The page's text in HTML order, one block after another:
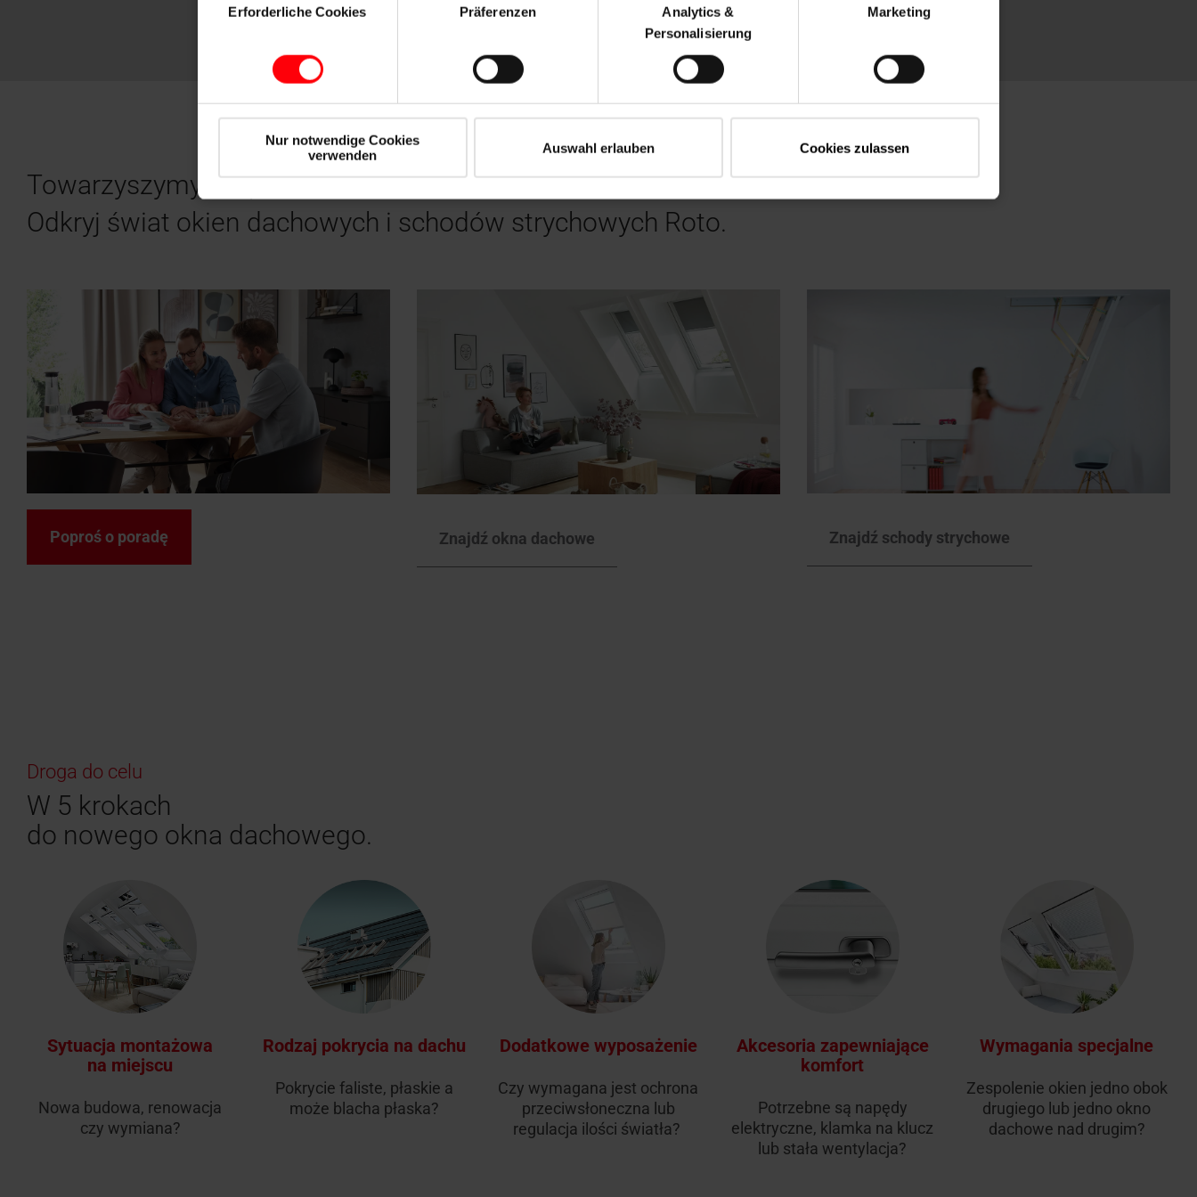
Erforderliche Cookies
Präferenzen
Analytics &
Personalisierung
Marketing
Nur notwendige Cookies
verwenden
Auswahl erlauben Cookies zulassen
Towarzyszymy w spełnieniuTwoich marzeń.
Odkryj świat okien dachowych i schodów strychowych Roto.
Poproś o poradę Znajdź okna dachowe Znajdź schody strychowe
Droga do celu
W 5 krokach
do nowego okna dachowego.
Sytuacja montażowa
na miejscu
Nowa budowa, renowacja
czy wymiana?
Rodzaj pokrycia na dachu
Pokrycie faliste, płaskie a
może blacha płaska?
Dodatkowe wyposażenie
Czy wymagana jest ochrona
przeciwsłoneczna lub
regulacja ilości światła?
Akcesoria zapewniające
komfort
Potrzebne są napędy
elektryczne, klamka na klucz
lub stała wentylacja?
Wymagania specjalne
Zespolenie okien jedno obok
drugiego lub jedno okno
dachowe nad drugim?